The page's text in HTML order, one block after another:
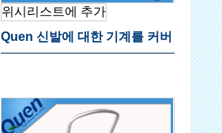
위시리스트에 추가
Quen 신발에 대한 기계를 커버